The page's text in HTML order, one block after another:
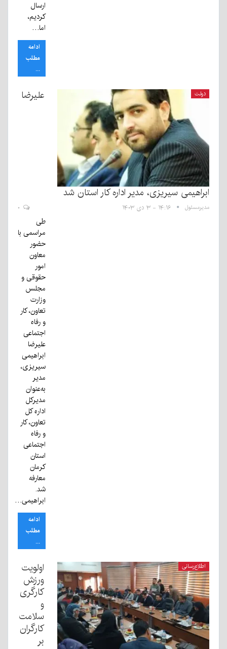
ارسال
کردیم،
اما…
ادامه
مطلب
...
دولت علیرضا
ابراهیمی سیریزی، مدیر اداره کار استان شد
مدیرمسئول ۱۴:۱۶ - ۳ دی ۱۴۰۳
طی
مراسمی با
حضور
معاون
امور
حقوقی و
مجلس
وزارت
تعاون، کار
و رفاه
اجتماعی
علیرضا
ابراهیمی
سیریزی،
مدیر
به‌عنوان
مدیرکل
اداره کل
تعاون، کار
و رفاه
اجتماعی
استان
کرمان
معارفه
شد.
ابراهیمی…
ادامه
مطلب
...
اطلاع‌رسانی
اولویت
ورزش
کارگری
و
سلامت
کارگران
بر